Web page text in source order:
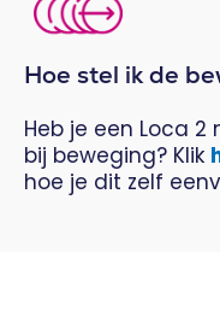
Hoe stel ik de
Heb je een Loca
bij beweging? Klik
hoe je dit zelf